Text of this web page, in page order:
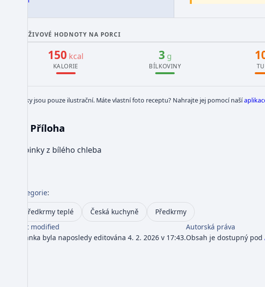
VÝŽIVOVÉ HODNOTY NA PORCI
150 kcal
KALORIE
3 g
BÍLKOVINY
Obrázky jsou pouze ilustrační. Máte vlastní foto receptu? Nahrajte jej pomocí naší
Příloha
Topinky z bílého chleba
Kategorie:
Předkrmy teplé Česká kuchyně
Předkrmy
Last modified
Stránka byla naposledy editována 4. 2. 2026 v 17:43.
Autorská práva
Obsah je dostupný pod